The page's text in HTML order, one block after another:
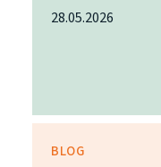
28.05.2026
BLOG